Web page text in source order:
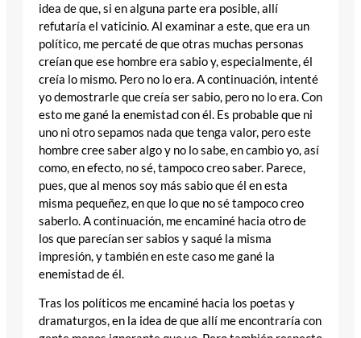
idea de que, si en alguna parte era posible, allí
refutaría el vaticinio. Al examinar a este, que era un
político, me percaté de que otras muchas personas
creían que ese hombre era sabio y, especialmente, él
creía lo mismo. Pero no lo era. A continuación, intenté
yo demostrarle que creía ser sabio, pero no lo era. Con
esto me gané la enemistad con él. Es probable que ni
uno ni otro sepamos nada que tenga valor, pero este
hombre cree saber algo y no lo sabe, en cambio yo, así
como, en efecto, no sé, tampoco creo saber. Parece,
pues, que al menos soy más sabio que él en esta
misma pequeñez, en que lo que no sé tampoco creo
saberlo. A continuación, me encaminé hacia otro de
los que parecían ser sabios y saqué la misma
impresión, y también en este caso me gané la
enemistad de él.
Tras los políticos me encaminé hacia los poetas y
dramaturgos, en la idea de que allí me encontraría con